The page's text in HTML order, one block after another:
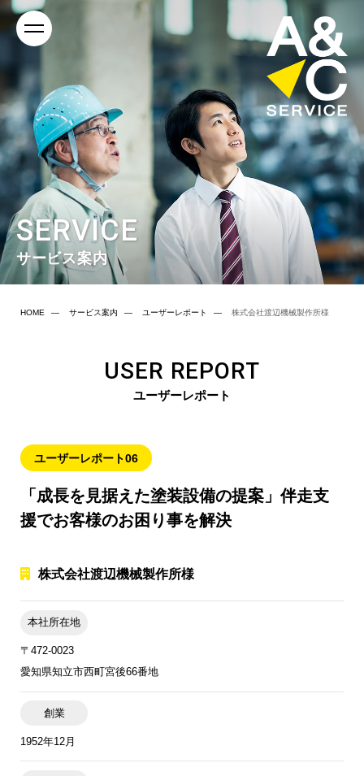
SERVICE
サービス案内
HOME サービス案内 ユーザーレポート 株式会社渡辺機械製作所様
USER REPORT
ユーザーレポート
ユーザーレポート06
「成長を見据えた塗装設備の提案」伴走支
援でお客様のお困り事を解決
株式会社渡辺機械製作所様
本社所在地
〒472-0023
愛知県知立市西町宮後66番地
創業
1952年12月